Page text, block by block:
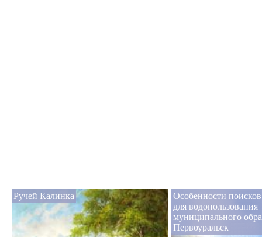
Ручей Калинка
Особенности
для водопользования
муниципального
Первоуральск